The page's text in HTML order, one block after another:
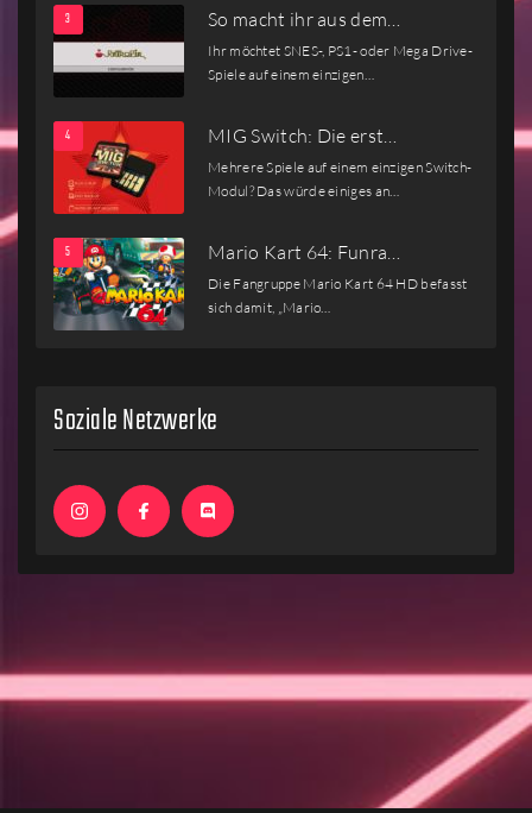
So macht ihr aus dem…
Ihr möchtet SNES-, PS1- oder Mega Drive-
Spiele auf einem einzigen…
MIG Switch: Die erst…
Mehrere Spiele auf einem einzigen Switch-
Modul? Das würde einiges an…
Mario Kart 64: Funra…
Die Fangruppe Mario Kart 64 HD befasst
sich damit, „Mario…
Soziale Netzwerke